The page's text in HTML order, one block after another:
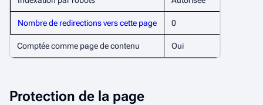
Nombre de redirections vers cette page 0
Comptée comme page de contenu Oui
Protection de la page